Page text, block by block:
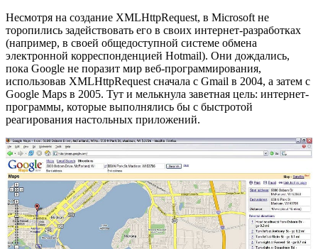
Несмотря на создание XMLHttpRequest, в Microsoft не
торопились задействовать его в своих интернет-разработках
(например, в своей общедоступной системе обмена
электронной корреспонденцией Hotmail). Они дождались,
пока Google не поразит мир веб-программирования,
использовав XMLHttpRequest сначала с Gmail в 2004, а затем с
Google Maps в 2005. Тут и мелькнула заветная цель: интернет-
программы, которые выполнялись бы с быстротой
реагирования настольных приложений.